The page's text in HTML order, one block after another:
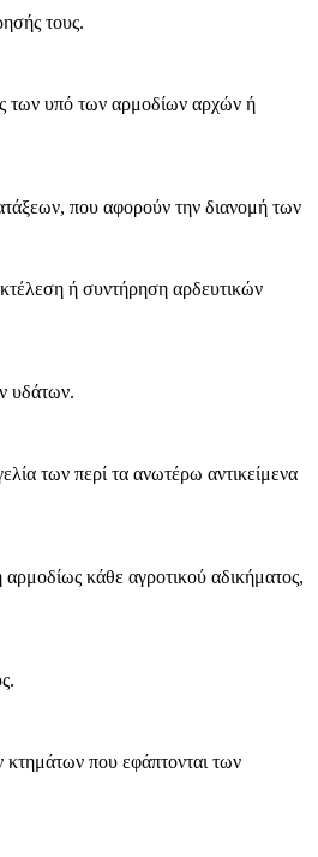
τους.
των υπό των αρμοδίων αρχών ή
που αφορούν την διανομή των
ή συντήρηση αρδευτικών
υδάτων.
των περί τα ανωτέρω αντικείμενα
κάθε αγροτικού αδικήματος,
που εφάπτονται των